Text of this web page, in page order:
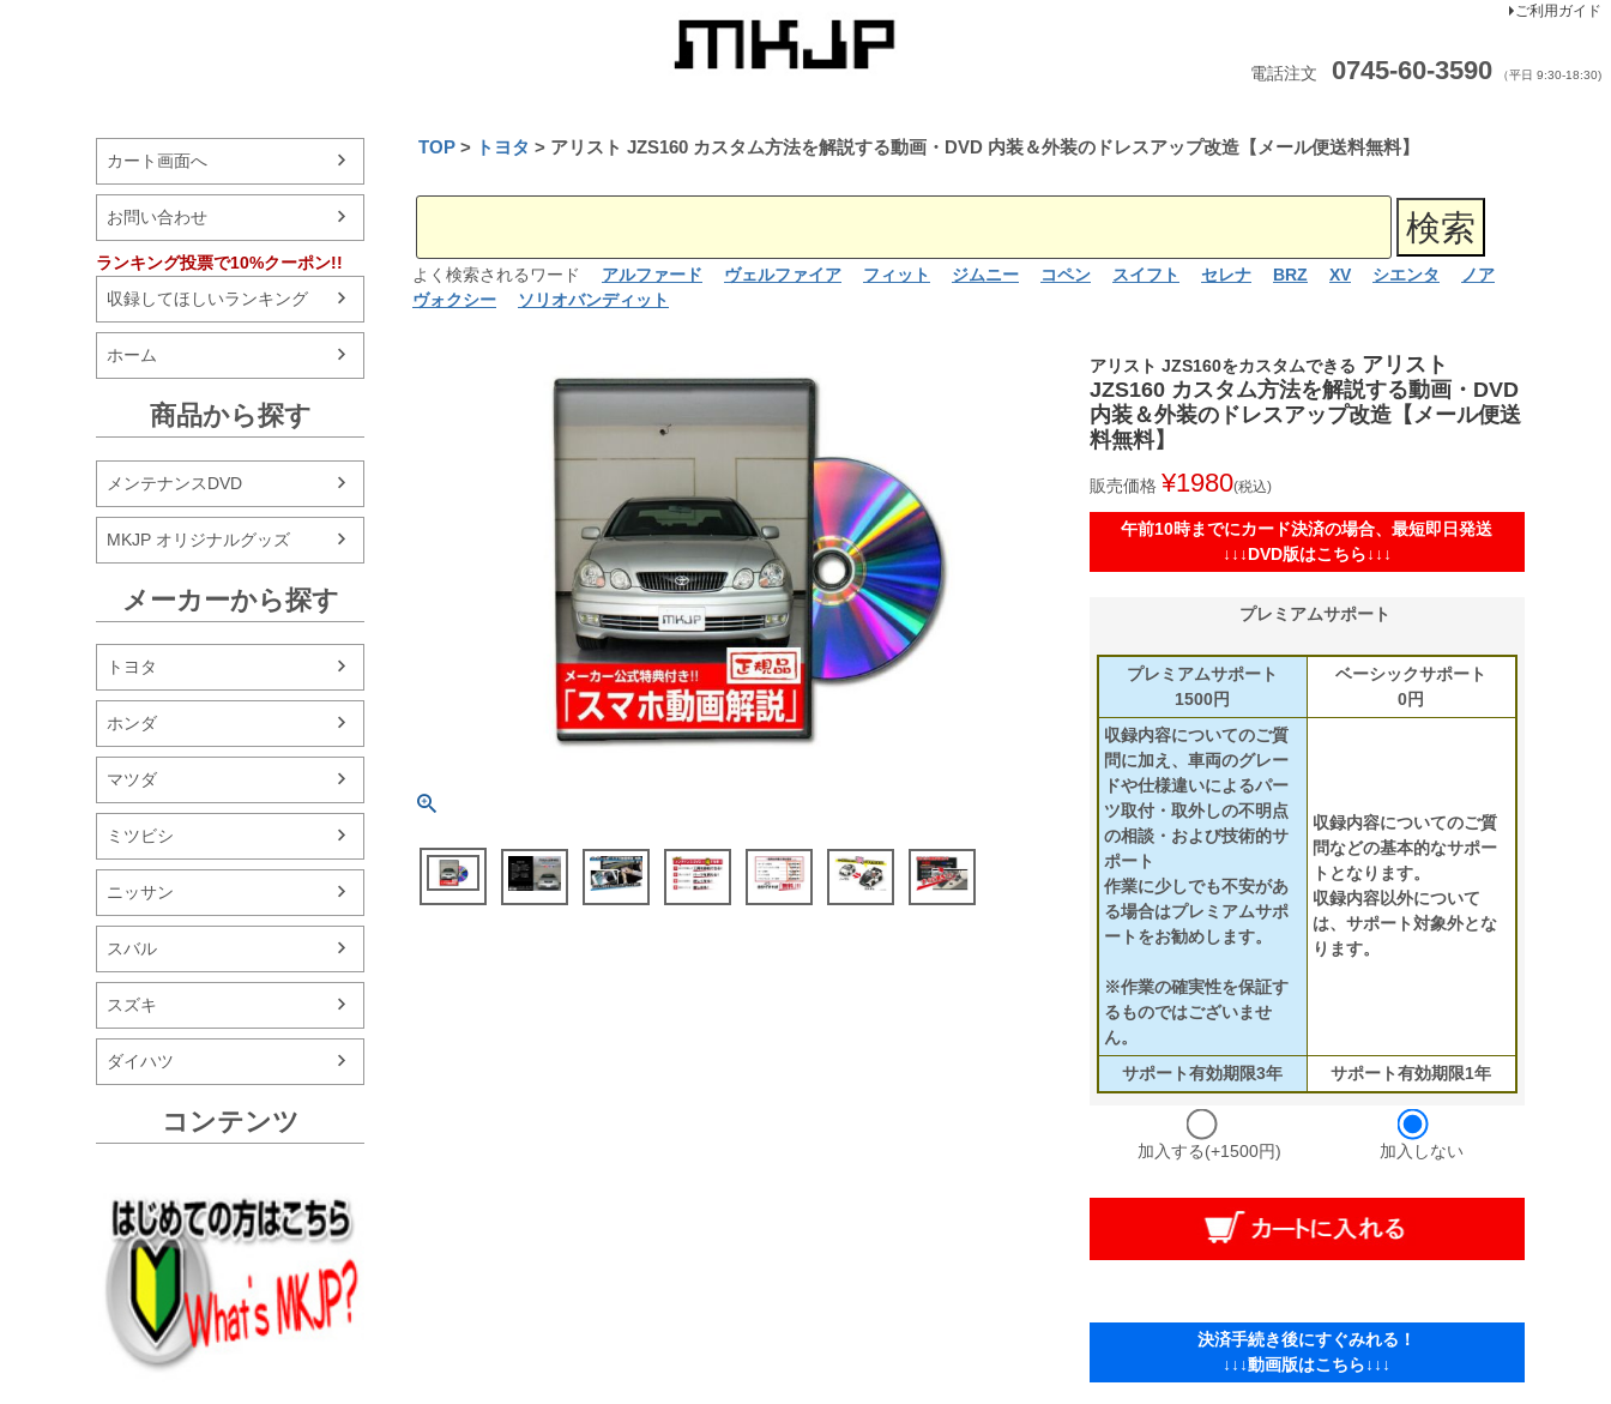
ご利用ガイド
電話注文 0745-60-3590 （平日 9:30-18:30)
カート画面へ
お問い合わせ
ランキング投票で10%クーポン!!
収録してほしいランキング
ホーム
商品から探す
メンテナンスDVD
MKJP オリジナルグッズ
メーカーから探す
トヨタ
ホンダ
マツダ
ミツビシ
ニッサン
スバル
スズキ
ダイハツ
コンテンツ
TOP トヨタ アリスト JZS160 カスタム方法を解説する動画・DVD 内装＆外装のドレスアップ改造【メール便送料無料】
よく検索されるワード アルファード ヴェルファイア フィット ジムニー コペン スイフト セレナ BRZ XV シエンタ
ノア
ヴォクシー
ソリオバンディット
アリスト JZS160をカスタムできる アリスト
JZS160 カスタム方法を解説する動画・DVD
内装＆外装のドレスアップ改造【メール便送
料無料】
販売価格 ¥1980 税込
午前10時までにカード決済の場合、最短即日発送
↓↓↓DVD版はこちら↓↓↓
プレミアムサポート
プレミアムサポート
1500円
ベーシックサポート
0円
収録内容についてのご質
問に加え、車両のグレー
ドや仕様違いによるパー
ツ取付・取外しの不明点
の相談・および技術的サ
ポート
作業に少しでも不安があ
る場合はプレミアムサポ
ートをお勧めします。
※作業の確実性を保証す
るものではございませ
ん。
収録内容についてのご質
問などの基本的なサポー
トとなります。
収録内容以外について
は、サポート対象外とな
ります。
サポート有効期限3年 サポート有効期限1年
加入する(+1500円) 加入しない
決済手続き後にすぐみれる！
↓↓↓動画版はこちら↓↓↓